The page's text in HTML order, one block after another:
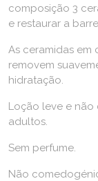
composição 3
e restaurar a
As ceramidas
removem
hidratação.
Loção leve e
adultos.
Sem perfume.
Não